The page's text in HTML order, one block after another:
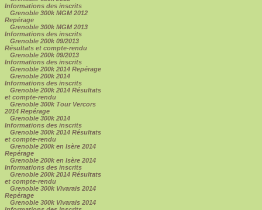
Informations des inscrits
Grenoble 300k MGM 2012
Repérage
Grenoble 300k MGM 2013
Informations des inscrits
Grenoble 200k 09/2013
Résultats et compte-rendu
Grenoble 200k 09/2013
Informations des inscrits
Grenoble 200k 2014 Repérage
Grenoble 200k 2014
Informations des inscrits
Grenoble 200k 2014 Résultats
et compte-rendu
Grenoble 300k Tour Vercors
2014 Repérage
Grenoble 300k 2014
Informations des inscrits
Grenoble 300k 2014 Résultats
et compte-rendu
Grenoble 200k en Isère 2014
Repérage
Grenoble 200k en Isère 2014
Informations des inscrits
Grenoble 200k 2014 Résultats
et compte-rendu
Grenoble 300k Vivarais 2014
Repérage
Grenoble 300k Vivarais 2014